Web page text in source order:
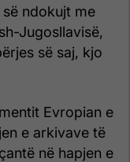
ndokujt me
Jugosllavisë,
së saj, kjo
Evropian e
e arkivave të
në hapjen e